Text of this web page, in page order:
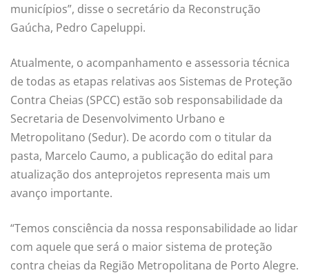
municípios”, disse o secretário da Reconstrução
Gaúcha, Pedro Capeluppi.
Atualmente, o acompanhamento e assessoria técnica
de todas as etapas relativas aos Sistemas de Proteção
Contra Cheias (SPCC) estão sob responsabilidade da
Secretaria de Desenvolvimento Urbano e
Metropolitano (Sedur). De acordo com o titular da
pasta, Marcelo Caumo, a publicação do edital para
atualização dos anteprojetos representa mais um
avanço importante.
“Temos consciência da nossa responsabilidade ao lidar
com aquele que será o maior sistema de proteção
contra cheias da Região Metropolitana de Porto Alegre.